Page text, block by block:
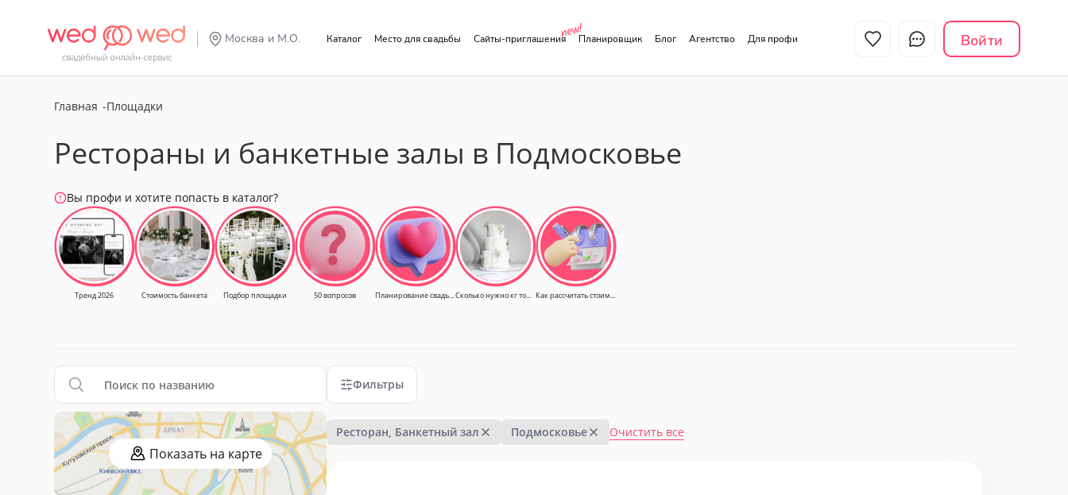
Москва и М.О. Войти
Каталог Место для свадьбы Сайты-приглашения Планировщик Блог Агентство Для профи
Главная Площадки
Рестораны и банкетные залы в Подмосковье
Вы профи и хотите попасть в каталог?
Тренд 2026 Стоимость банкета Подбор площадки 50 вопросов Планирование свадьбы Сколько нужно кг торта Как рассчитать стоимость свадьбы
Показать на карте
Фильтры
Ресторан, Банкетный зал Подмосковье Очистить все